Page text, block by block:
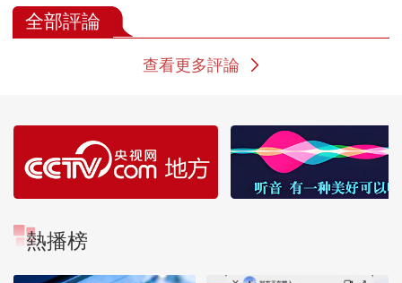
全部評論
查看更多評論
熱播榜